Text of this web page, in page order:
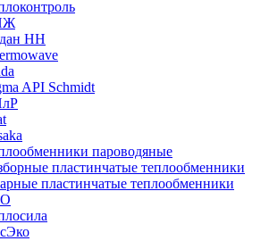
НН
API Schmidt
пароводяные
пластинчатые теплообменники
пластинчатые теплообменники